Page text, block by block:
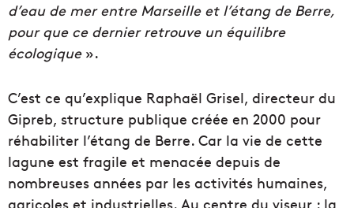
d’eau de mer entre Marseille et l’étang de Berre,
pour que ce dernier retrouve un équilibre
écologique».
C’est ce qu’explique Raphaël Grisel, directeur du
Gipreb, structure publique créée en 2000 pour
réhabiliter l’étang de Berre. Car la vie de cette
lagune est fragile et menacée depuis de
nombreuses années par les activités humaines,
agricoles et industrielles. Au centre du viseur : la